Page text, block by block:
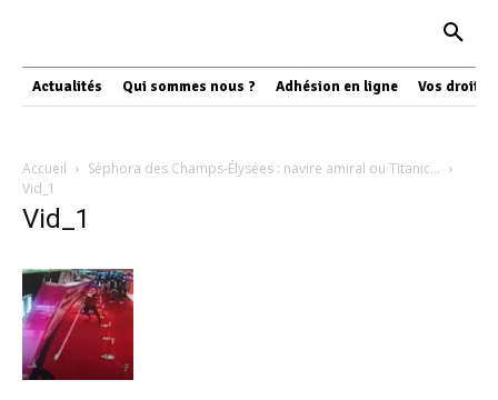
Actualités Qui sommes nous ? Adhésion en ligne Vos droits
Accueil
Séphora des Champs-Élysées : navire amiral ou Titanic…
Vid_1
Vid_1